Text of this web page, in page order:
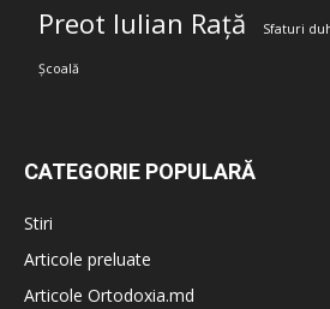
Preot Iulian Rață Sfaturi
Școală
CATEGORIE POPULARĂ
Stiri
Articole preluate
Articole Ortodoxia.md